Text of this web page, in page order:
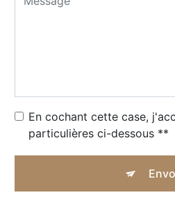
En cochant cette case,
particulières ci-dessous **